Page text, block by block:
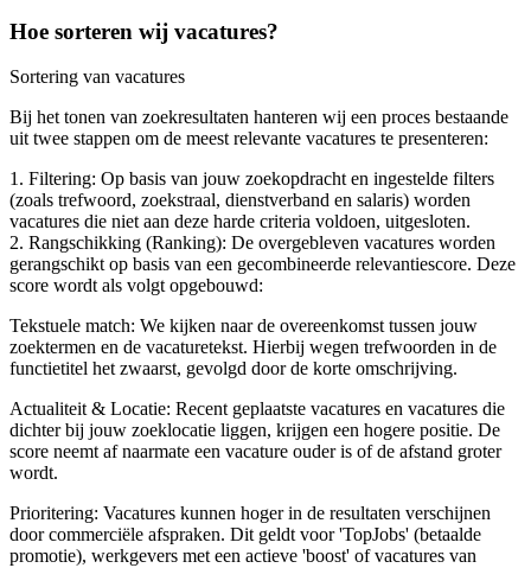
Hoe sorteren wij vacatures?
Sortering van vacatures
Bij het tonen van zoekresultaten hanteren wij een proces bestaande
uit twee stappen om de meest relevante vacatures te presenteren:
1. Filtering: Op basis van jouw zoekopdracht en ingestelde filters
(zoals trefwoord, zoekstraal, dienstverband en salaris) worden
vacatures die niet aan deze harde criteria voldoen, uitgesloten.
2. Rangschikking (Ranking): De overgebleven vacatures worden
gerangschikt op basis van een gecombineerde relevantiescore. Deze
score wordt als volgt opgebouwd:
Tekstuele match: We kijken naar de overeenkomst tussen jouw
zoektermen en de vacaturetekst. Hierbij wegen trefwoorden in de
functietitel het zwaarst, gevolgd door de korte omschrijving.
Actualiteit & Locatie: Recent geplaatste vacatures en vacatures die
dichter bij jouw zoeklocatie liggen, krijgen een hogere positie. De
score neemt af naarmate een vacature ouder is of de afstand groter
wordt.
Prioritering: Vacatures kunnen hoger in de resultaten verschijnen
door commerciële afspraken. Dit geldt voor 'TopJobs' (betaalde
promotie), werkgevers met een actieve 'boost' of vacatures van